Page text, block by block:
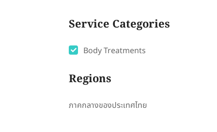
Service Categories
Body Treatments
Regions
ภาคกลางของประเทศไทย